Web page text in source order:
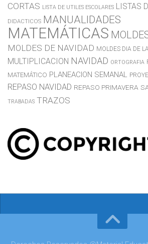
CORTAS LISTA DE UTILES ESCOLARES LISTAS
DIDACTICOS MANUALIDADES
MATEMÁTICAS
MOLDES DE NAVIDAD MOLDES DIA DE
MULTIPLICACION NAVIDAD ORTOGRAFIA
MATEMÁTICO PLANEACION SEMANAL
REPASO NAVIDAD REPASO PRIMAVERA
TRABADAS TRAZOS